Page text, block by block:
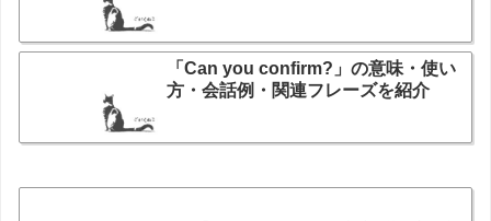
「Can you confirm?」の意味・使い
方・会話例・関連フレーズを紹介